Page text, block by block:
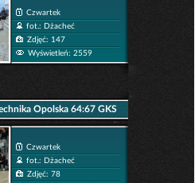
Czwartek
fot.: Dżacheć
Zdjęć: 147
Wyświetleń: 2559
Opolska 64:67 GKS
Tychy
Czwartek
fot.: Dżacheć
Zdjęć: 78